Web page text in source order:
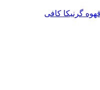
گرنیکا کافی